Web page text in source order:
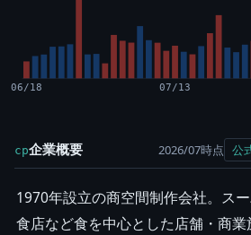
06/18 07/13
cp企業概要 2026/07時点 公
1970年設立の商空間制作会社。ス
食店など食を中心とした店舗・商